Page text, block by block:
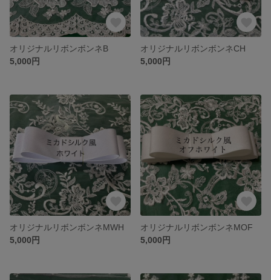
オリジナルリボンボンネB
5,000円
オリジナルリボンボンネCH
5,000円
オリジナルリボンボンネMWH
5,000円
オリジナルリボンボンネMOF
5,000円